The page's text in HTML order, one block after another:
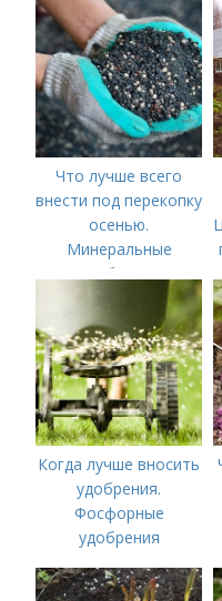
Что лучше всего
внести под перекопку
осенью.
Минеральные
удобрения
Когда лучше вносить
удобрения.
Фосфорные
удобрения